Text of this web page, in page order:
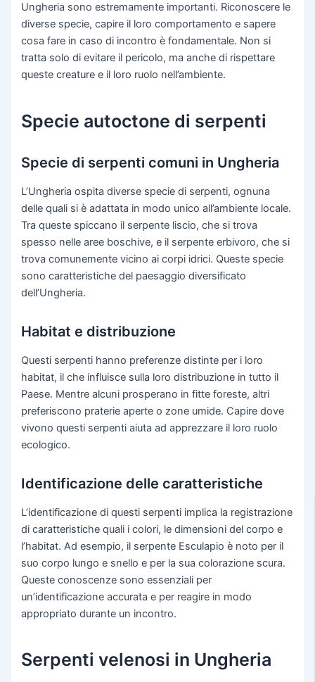
Ungheria sono estremamente importanti. Riconoscere le
diverse specie, capire il loro comportamento e sapere
cosa fare in caso di incontro è fondamentale. Non si
tratta solo di evitare il pericolo, ma anche di rispettare
queste creature e il loro ruolo nell’ambiente.
Specie autoctone di serpenti
Specie di serpenti comuni in Ungheria
L’Ungheria ospita diverse specie di serpenti, ognuna
delle quali si è adattata in modo unico all’ambiente locale.
Tra queste spiccano il serpente liscio, che si trova
spesso nelle aree boschive, e il serpente erbivoro, che si
trova comunemente vicino ai corpi idrici. Queste specie
sono caratteristiche del paesaggio diversificato
dell’Ungheria.
Habitat e distribuzione
Questi serpenti hanno preferenze distinte per i loro
habitat, il che influisce sulla loro distribuzione in tutto il
Paese. Mentre alcuni prosperano in fitte foreste, altri
preferiscono praterie aperte o zone umide. Capire dove
vivono questi serpenti aiuta ad apprezzare il loro ruolo
ecologico.
Identificazione delle caratteristiche
L’identificazione di questi serpenti implica la registrazione
di caratteristiche quali i colori, le dimensioni del corpo e
l’habitat. Ad esempio, il serpente Esculapio è noto per il
suo corpo lungo e snello e per la sua colorazione scura.
Queste conoscenze sono essenziali per
un’identificazione accurata e per reagire in modo
appropriato durante un incontro.
Serpenti velenosi in Ungheria